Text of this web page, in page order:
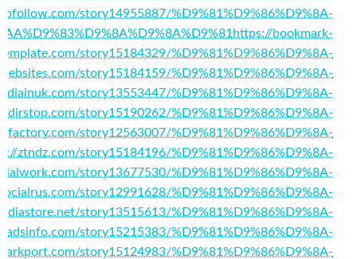
story14955887/%D9%81%D9%86%D9%8A-
https://bookmark-
story15184329/%D9%81%D9%86%D9%8A-
story15184159/%D9%81%D9%86%D9%8A-
story13553447/%D9%81%D9%86%D9%8A-
dirstop.com/story15190262/%D9%81%D9%86%D9%8A-
story12563007/%D9%81%D9%86%D9%8A-
ztndz.com/story15184196/%D9%81%D9%86%D9%8A-
story13677530/%D9%81%D9%86%D9%8A-
story12991628/%D9%81%D9%86%D9%8A-
story13515613/%D9%81%D9%86%D9%8A-
story15215383/%D9%81%D9%86%D9%8A-
story15124983/%D9%81%D9%86%D9%8A-